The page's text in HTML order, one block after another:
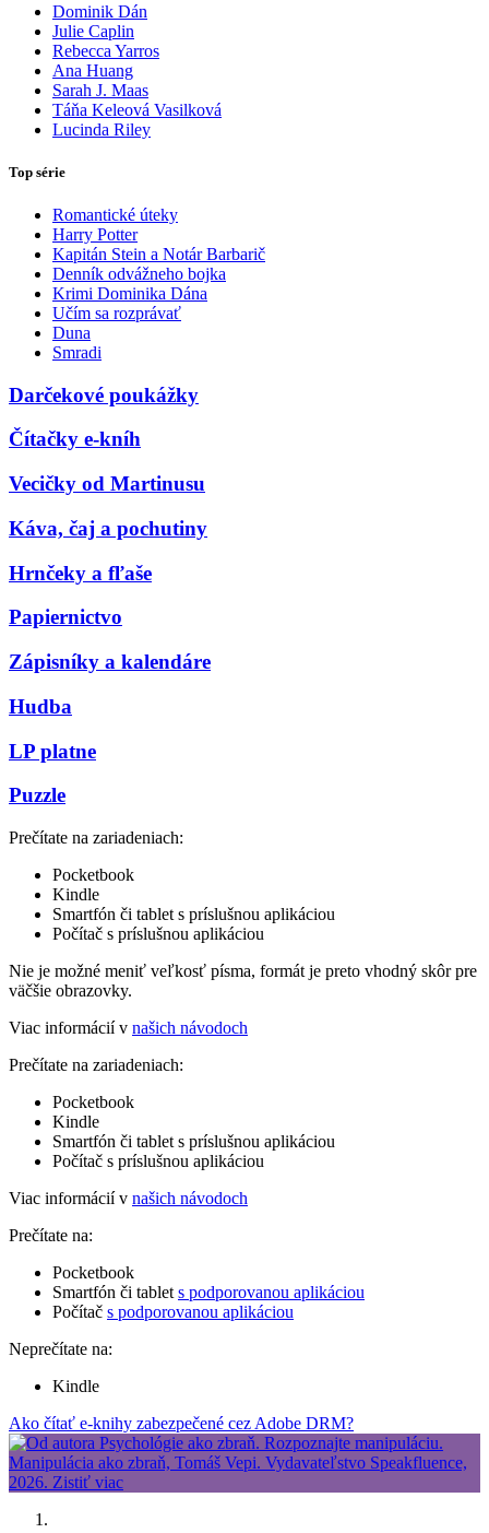
Dominik Dán
Julie Caplin
Rebecca Yarros
Ana Huang
Sarah J. Maas
Táňa Keleová Vasilková
Lucinda Riley
Top série
Romantické úteky
Harry Potter
Kapitán Stein a Notár Barbarič
Denník odvážneho bojka
Krimi Dominika Dána
Učím sa rozprávať
Duna
Smradi
Darčekové poukážky
Čítačky e-kníh
Vecičky od Martinusu
Káva, čaj a pochutiny
Hrnčeky a fľaše
Papiernictvo
Zápisníky a kalendáre
Hudba
LP platne
Puzzle
Prečítate na zariadeniach:
Pocketbook
Kindle
Smartfón či tablet s príslušnou aplikáciou
Počítač s príslušnou aplikáciou
Nie je možné meniť veľkosť písma, formát je preto vhodný skôr pre
väčšie obrazovky.
Viac informácií v našich návodoch
Prečítate na zariadeniach:
Pocketbook
Kindle
Smartfón či tablet s príslušnou aplikáciou
Počítač s príslušnou aplikáciou
Viac informácií v našich návodoch
Prečítate na:
Pocketbook
Smartfón či tablet s podporovanou aplikáciou
Počítač s podporovanou aplikáciou
Neprečítate na:
Kindle
Ako čítať e-knihy zabezpečené cez Adobe DRM?